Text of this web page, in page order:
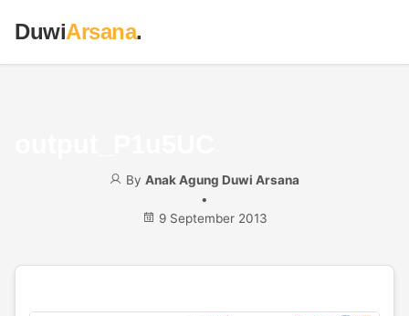
DuwiArsana.
By Anak Agung Duwi Arsana
•
9 September 2013